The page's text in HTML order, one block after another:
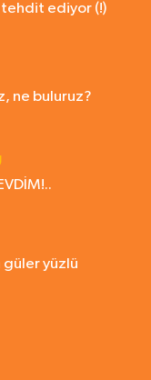
tehdit ediyor (!)
ne buluruz?
güler yüzlü